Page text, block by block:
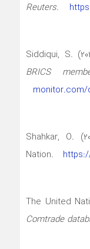
Reuters.
Siddiqui, S.
BRICS
monitor.com/
Shahkar, O.
Nation.
The United
Comtrade